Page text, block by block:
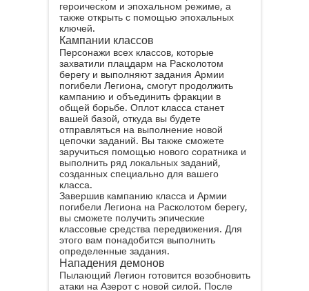
героическом и эпохальном режиме, а
также открыть с помощью эпохальных
ключей.
Кампании классов
Персонажи всех классов, которые
захватили плацдарм на Расколотом
берегу и выполняют задания Армии
погибели Легиона, смогут продолжить
кампанию и объединить фракции в
общей борьбе. Оплот класса станет
вашей базой, откуда вы будете
отправляться на выполнение новой
цепочки заданий. Вы также сможете
заручиться помощью нового соратника и
выполнить ряд локальных заданий,
созданных специально для вашего
класса.
Завершив кампанию класса и Армии
погибели Легиона на Расколотом берегу,
вы сможете получить эпические
классовые средства передвижения. Для
этого вам понадобится выполнить
определенные задания.
Нападения демонов
Пылающий Легион готовится возобновить
атаки на Азерот с новой силой. После